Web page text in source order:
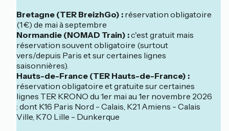
Bretagne (TER BreizhGo) : réservation obligatoire
(1 €) de mai à septembre
Normandie (NOMAD Train) :c'est gratuit mais
réservation souvent obligatoire (surtout
vers/depuis Paris et sur certaines lignes
saisonnières).
Hauts-de-France (TER Hauts-de-France) :
réservation obligatoire et gratuite sur certaines
lignes TER KRONO du 1er mai au 1er novembre 2026
: dont K16 Paris Nord - Calais, K21 Amiens - Calais
Ville, K70 Lille - Dunkerque